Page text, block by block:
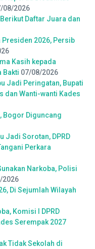
08/2026
Daftar Juara dan
Presiden 2026, Persib
Kasih kepada
Bakti 07/08/2026
Jadi Peringatan, Bupati
dan Wanti-wanti Kades
Bogor Diguncang
Jadi Sorotan, DPRD
Perkara
Narkoba, Polisi
2026
Di Sejumlah Wilayah
Komisi I DPRD
Serempak 2027
Tidak Sekolah di